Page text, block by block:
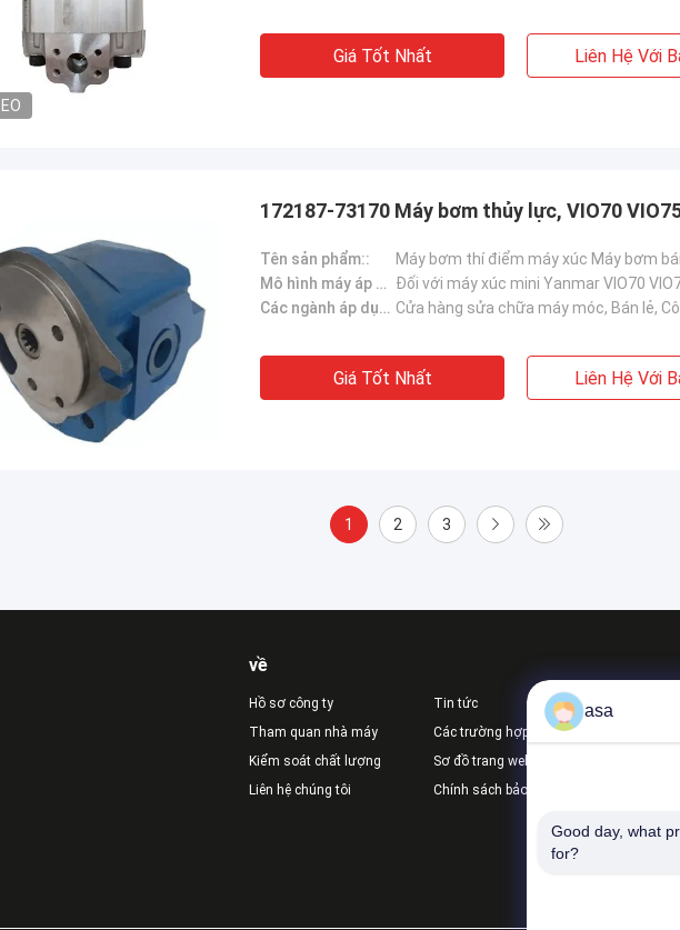
Giá Tốt Nhất Liên Hệ Với
172187-73170 Máy bơm thủy lực, VIO70
Tên sản phẩm::
Máy bơm thí điểm máy xúc Máy bơm
Mô hình máy áp dụng::
Đối với máy xúc mini Yanmar VIO70
Các ngành áp dụng：: Cửa hàng sửa chữa máy móc, Bán lẻ,
Giá Tốt Nhất Liên Hệ Với
1 2 3
về
Hồ sơ công ty
Tham quan nhà máy
Kiểm soát chất lượng
Liên hệ chúng tôi
Tin tức
Các trường hợp
Sơ đồ trang web
Chính sách bảo mật
asa
Good day, what
for?